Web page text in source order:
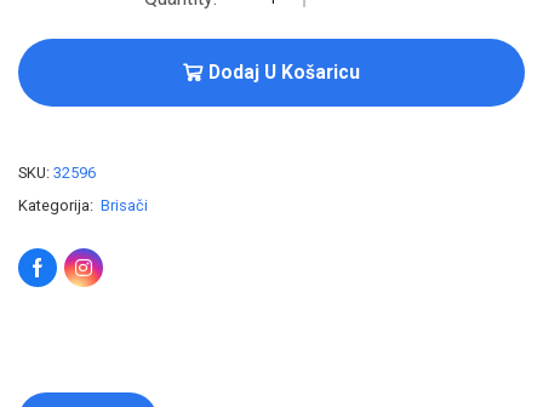
Dodaj U Košaricu
SKU: 32596
Kategorija: Brisači